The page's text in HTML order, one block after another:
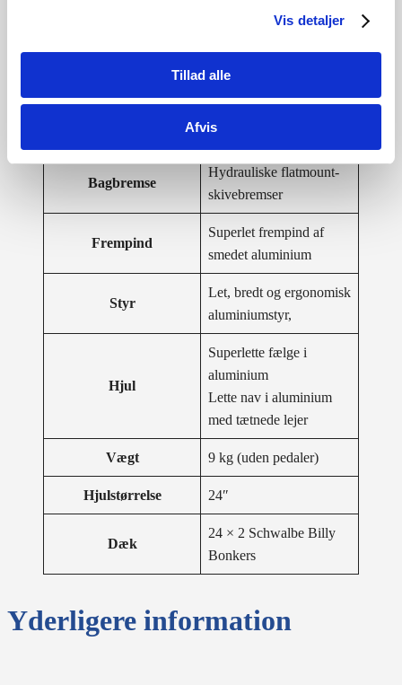
Vis detaljer
Tillad alle
Afvis
—
skivebremser
Bagbremse
Hydrauliske flatmount-
skivebremser
Frempind
Superlet frempind af
smedet aluminium
Styr
Let, bredt og ergonomisk
aluminiumstyr,
Hjul
Superlette fælge i
aluminium
Lette nav i aluminium
med tætnede lejer
Vægt 9 kg (uden pedaler)
Hjulstørrelse 24″
Dæk
24 × 2 Schwalbe Billy
Bonkers
Yderligere information